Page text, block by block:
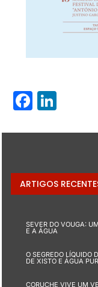
ARTIGOS
SEVER DO VOUGA:
E A ÁGUA
O SEGREDO LÍQUIDO
DE XISTO E ÁGUA
CORUCHE VIVE UM